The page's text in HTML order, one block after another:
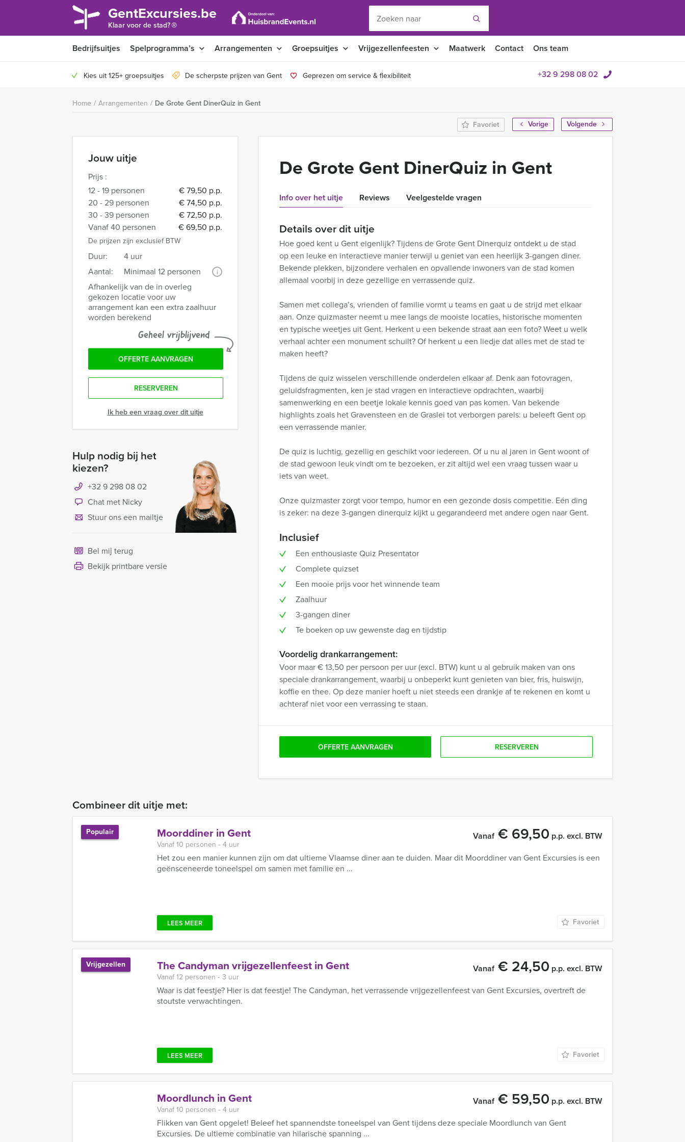
GentExcursies.be
Klaar voor de stad?®
Bedrijfsuitjes Spelprogramma’s Arrangementen Groepsuitjes Vrijgezellenfeesten Maatwerk Contact Ons team
Kies uit 125+ groepsuitjes De scherpste prijzen van Gent Geprezen om service & flexibiliteit +32 9 298 08 02
Home / Arrangementen / De Grote Gent DinerQuiz in Gent
Vorige
Volgende
Favoriet
Jouw uitje
Prijs :
12 - 19 personen
€ 79,50 p.p.
20 - 29 personen
€ 74,50 p.p.
30 - 39 personen
€ 72,50 p.p.
Vanaf 40 personen
€ 69,50 p.p.
De prijzen zijn exclusief BTW
Duur:
4 uur
Aantal:
Minimaal 12 personen i
Afhankelijk van de in overleg
gekozen locatie voor uw
arrangement kan een extra zaalhuur
worden berekend
Geheel vrijblijvend
OFFERTE AANVRAGEN
RESERVEREN
Ik heb een vraag over dit uitje
Hulp nodig bij het
kiezen?
+32 9 298 08 02
Chat met Nicky
Stuur ons een mailtje
Bel mij terug
Bekijk printbare versie
De Grote Gent DinerQuiz in Gent
Info over het uitje Reviews Veelgestelde vragen
Details over dit uitje
Hoe goed kent u Gent eigenlijk? Tijdens de Grote Gent Dinerquiz ontdekt u de stad
op een leuke en interactieve manier terwijl u geniet van een heerlijk 3-gangen diner.
Bekende plekken, bijzondere verhalen en opvallende inwoners van de stad komen
allemaal voorbij in deze gezellige en verrassende quiz.
Samen met collega’s, vrienden of familie vormt u teams en gaat u de strijd met elkaar
aan. Onze quizmaster neemt u mee langs de mooiste locaties, historische momenten
en typische weetjes uit Gent. Herkent u een bekende straat aan een foto? Weet u welk
verhaal achter een monument schuilt? Of herkent u een liedje dat alles met de stad te
maken heeft?
Tijdens de quiz wisselen verschillende onderdelen elkaar af. Denk aan fotovragen,
geluidsfragmenten, ken je stad vragen en interactieve opdrachten, waarbij
samenwerking en een beetje lokale kennis goed van pas komen. Van bekende
highlights zoals het Gravensteen en de Graslei tot verborgen parels: u beleeft Gent op
een verrassende manier.
De quiz is luchtig, gezellig en geschikt voor iedereen. Of u nu al jaren in Gent woont of
de stad gewoon leuk vindt om te bezoeken, er zit altijd wel een vraag tussen waar u
iets van weet.
Onze quizmaster zorgt voor tempo, humor en een gezonde dosis competitie. Eén ding
is zeker: na deze 3-gangen dinerquiz kijkt u gegarandeerd met andere ogen naar Gent.
Inclusief
Een enthousiaste Quiz Presentator
Complete quizset
Een mooie prijs voor het winnende team
Zaalhuur
3-gangen diner
Te boeken op uw gewenste dag en tijdstip
Voordelig drankarrangement:
Voor maar € 13,50 per persoon per uur (excl. BTW) kunt u al gebruik maken van ons
speciale drankarrangement, waarbij u onbeperkt kunt genieten van bier, fris, huiswijn,
koffie en thee. Op deze manier hoeft u niet steeds een drankje af te rekenen en komt u
achteraf niet voor een verrassing te staan.
OFFERTE AANVRAGEN RESERVEREN
Combineer dit uitje met:
Moorddiner in Gent
Populair Vanaf€ 69,50 p.p. excl. BTW
Vanaf 10 personen ‐ 4 uur
Het zou een manier kunnen zijn om dat ultieme Vlaamse diner aan te duiden. Maar dit Moorddiner van Gent Excursies is een
geënsceneerde toneelspel om samen met familie en ...
LEES MEER Favoriet
The Candyman vrijgezellenfeest in Gent
Vrijgezellen Vanaf€ 24,50 p.p. excl. BTW
Vanaf 12 personen ‐ 3 uur
Waar is dat feestje? Hier is dat feestje! The Candyman, het verrassende vrijgezellenfeest van Gent Excursies, overtreft de
stoutste verwachtingen.
LEES MEER Favoriet
Moordlunch in Gent Vanaf€ 59,50 p.p. excl. BTW
Vanaf 10 personen ‐ 4 uur
Flikken van Gent opgelet! Beleef het spannendste toneelspel van Gent tijdens deze speciale Moordlunch van Gent
Excursies. De ultieme combinatie van hilarische spanning ...